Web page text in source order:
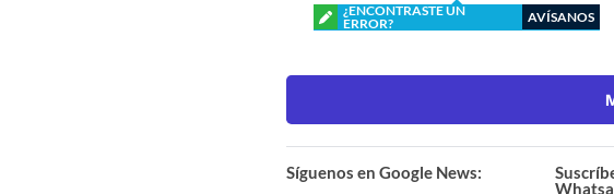
¿ENCONTRASTE UN
ERROR?
AVÍSANOS
Síguenos en Google News: